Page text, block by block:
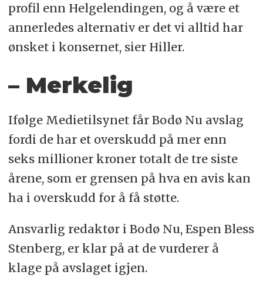
profil enn Helgelendingen, og å være et
annerledes alternativ er det vi alltid har
ønsket i konsernet, sier Hiller.
– Merkelig
Ifølge Medietilsynet får Bodø Nu avslag
fordi de har et overskudd på mer enn
seks millioner kroner totalt de tre siste
årene, som er grensen på hva en avis kan
ha i overskudd for å få støtte.
Ansvarlig redaktør i Bodø Nu, Espen Bless
Stenberg, er klar på at de vurderer å
klage på avslaget igjen.